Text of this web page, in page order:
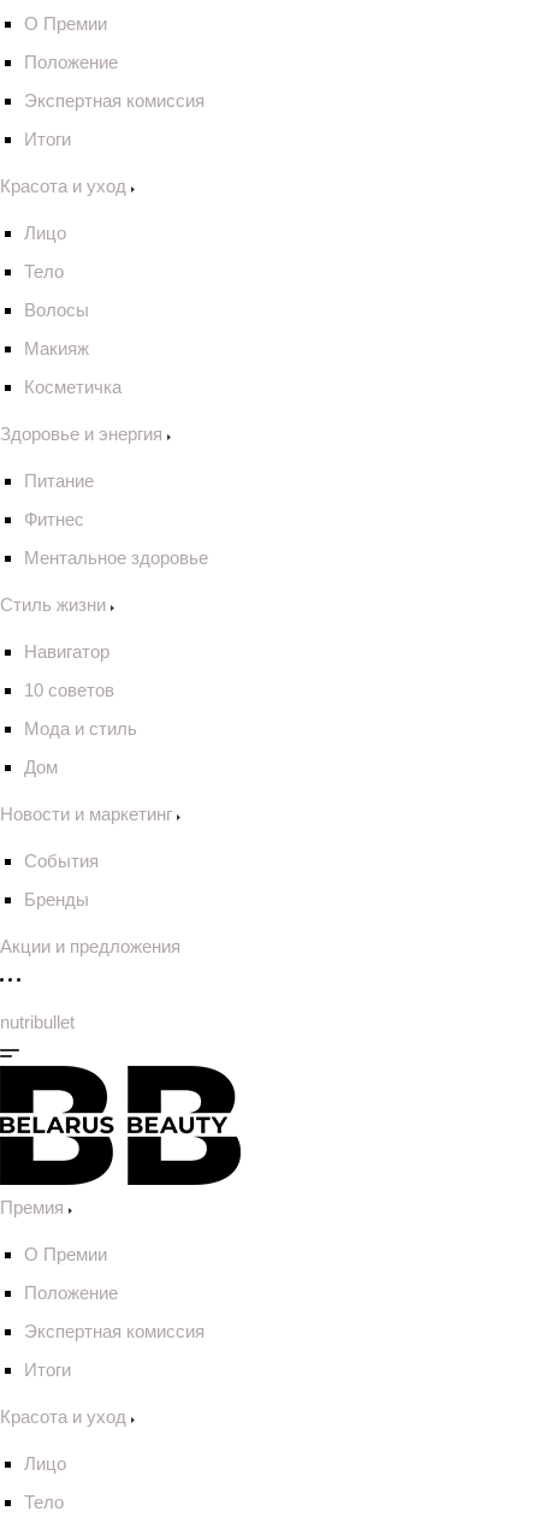
О Премии
Положение
Экспертная комиссия
Итоги
Красота и уход
Лицо
Тело
Волосы
Макияж
Косметичка
Здоровье и энергия
Питание
Фитнес
Ментальное здоровье
Стиль жизни
Навигатор
10 советов
Мода и стиль
Дом
Новости и маркетинг
События
Бренды
Акции и предложения
nutribullet
Премия
О Премии
Положение
Экспертная комиссия
Итоги
Красота и уход
Лицо
Тело